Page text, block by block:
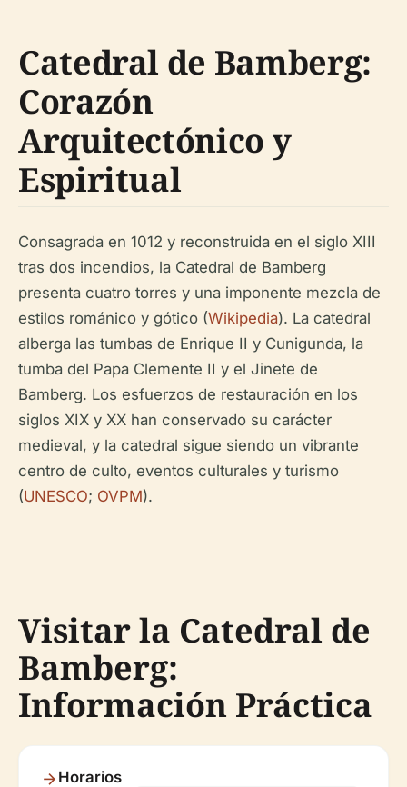
Catedral de Bamberg:
Corazón
Arquitectónico y
Espiritual
Consagrada en 1012 y reconstruida en el siglo XIII
tras dos incendios, la Catedral de Bamberg
presenta cuatro torres y una imponente mezcla de
estilos románico y gótico (Wikipedia). La catedral
alberga las tumbas de Enrique II y Cunigunda, la
tumba del Papa Clemente II y el Jinete de
Bamberg. Los esfuerzos de restauración en los
siglos XIX y XX han conservado su carácter
medieval, y la catedral sigue siendo un vibrante
centro de culto, eventos culturales y turismo
(UNESCO; OVPM).
Visitar la Catedral de
Bamberg:
Información Práctica
Horarios